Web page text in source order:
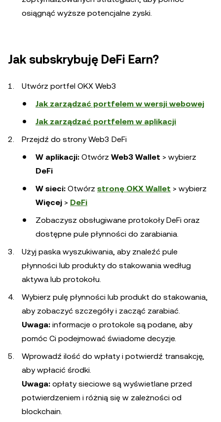
osiągnąć wyższe potencjalne zyski.
Jak subskrybuję DeFi Earn?
Utwórz portfel OKX Web3
Jak zarządzać portfelem w wersji webowej
Jak zarządzać portfelem w aplikacji
Przejdź do strony Web3 DeFi
W aplikacji: Otwórz Web3 Wallet > wybierz
DeFi
W sieci: Otwórz stronę OKX Wallet > wybierz
Więcej > DeFi
Zobaczysz obsługiwane protokoły DeFi oraz
dostępne pule płynności do zarabiania.
Użyj paska wyszukiwania, aby znaleźć pule
płynności lub produkty do stakowania według
aktywa lub protokołu.
Wybierz pulę płynności lub produkt do stakowania,
aby zobaczyć szczegóły i zacząć zarabiać.
Uwaga: informacje o protokole są podane, aby
pomóc Ci podejmować świadome decyzje.
Wprowadź ilość do wpłaty i potwierdź transakcję,
aby wpłacić środki.
Uwaga: opłaty sieciowe są wyświetlane przed
potwierdzeniem i różnią się w zależności od
blockchain.